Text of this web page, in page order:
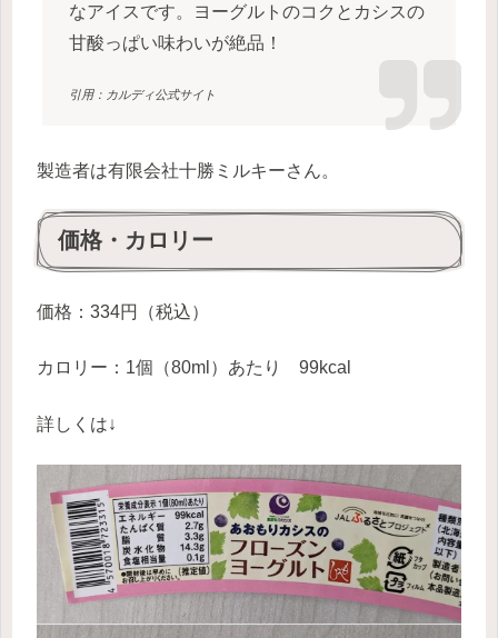
なアイスです。ヨーグルトのコクとカシスの
甘酸っぱい味わいが絶品！
引用：カルディ公式サイト
製造者は有限会社十勝ミルキーさん。
価格・カロリー
価格：334円（税込）
カロリー：1個（80ml）あたり 99kcal
詳しくは↓